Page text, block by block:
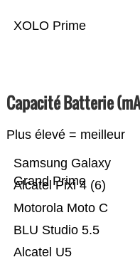
XOLO Prime
Capacité Batterie
Plus élevé = meilleur
Alcatel U5
BLU Studio 5.5
Motorola Moto C
Alcatel Pixi 4 (6)
Samsung Galaxy
Grand Prime